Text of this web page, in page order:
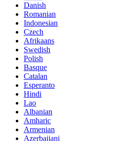
Danish
Romanian
Indonesian
Czech
Afrikaans
Swedish
Polish
Basque
Catalan
Esperanto
Hindi
Lao
Albanian
Amharic
Armenian
Azerbaijani